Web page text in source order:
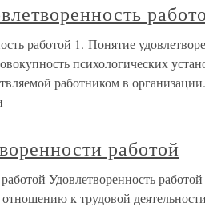
работой 1. Понятие
психологических
работником в
работой
Удовлетворенность
к трудовой